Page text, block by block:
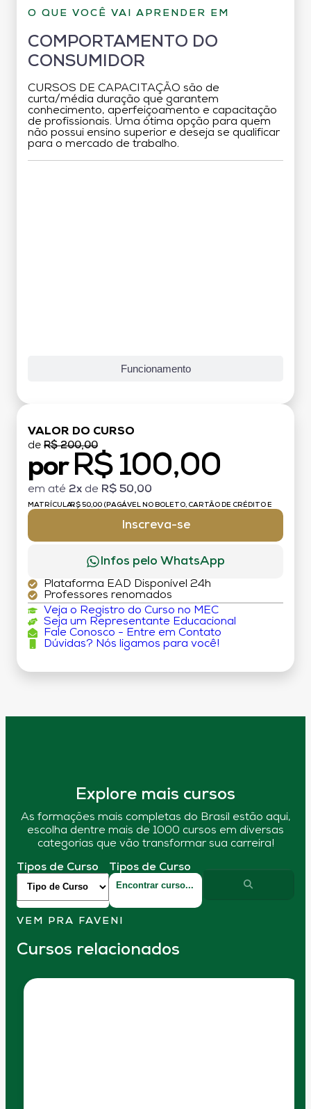
O QUE VOCÊ VAI APRENDER EM
COMPORTAMENTO DO
CONSUMIDOR
CURSOS DE CAPACITAÇÃO são de
curta/média duração que garantem
conhecimento, aperfeiçoamento e capacitação
de profissionais. Uma ótima opção para quem
não possui ensino superior e deseja se qualificar
para o mercado de trabalho.
Funcionamento
VALOR DO CURSO
de R$ 200,00
por R$ 100,00
em até 2x de R$ 50,00
MATRÍCULA:R$ 50,00 (PAGÁVEL NO BOLETO, CARTÃO DE CRÉDITO E
Inscreva-se
Infos pelo WhatsApp
Plataforma EAD Disponível 24h
Professores renomados
Veja o Registro do Curso no MEC
Seja um Representante Educacional
Fale Conosco - Entre em Contato
Dúvidas? Nós ligamos para você!
Explore mais cursos
As formações mais completas do Brasil estão aqui,
escolha dentre mais de 1000 cursos em diversas
categorias que vão transformar sua carreira!
Tipos de Curso Tipos de Curso
VEM PRA FAVENI
Cursos relacionados